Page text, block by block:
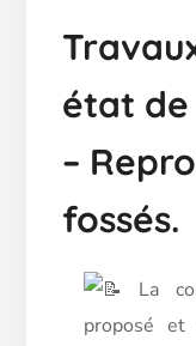
état de
–
fossés.
La
proposé et